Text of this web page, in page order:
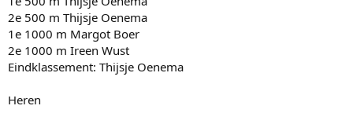
2e 500 m Thijsje Oenema
1e 1000 m Margot Boer
2e 1000 m Ireen Wust
Eindklassement: Thijsje Oenema
Heren